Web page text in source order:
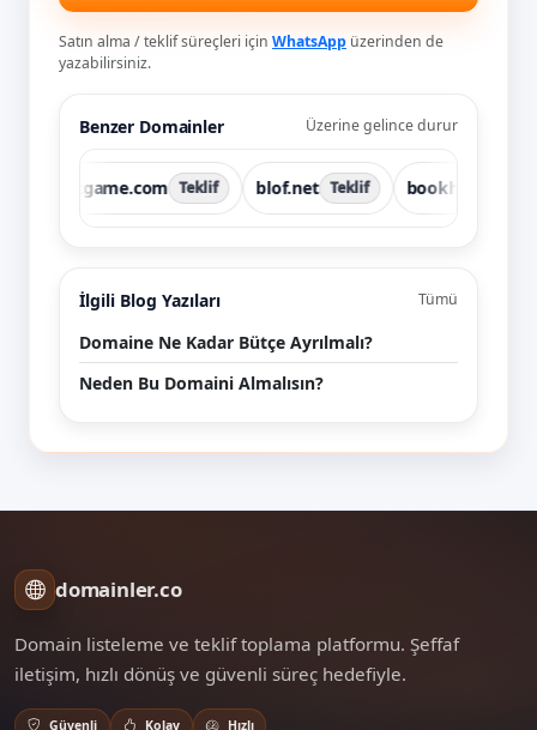
Satın alma / teklif süreçleri için WhatsApp üzerinden de
yazabilirsiniz.
Benzer Domainler Üzerine gelince durur
bdtgame.com Teklif blof.net Teklif
İlgili Blog Yazıları Tümü
Domaine Ne Kadar Bütçe Ayrılmalı?
Neden Bu Domaini Almalısın?
domainler.co
Domain listeleme ve teklif toplama platformu. Şeffaf
iletişim, hızlı dönüş ve güvenli süreç hedefiyle.
Güvenli Kolay Hızlı